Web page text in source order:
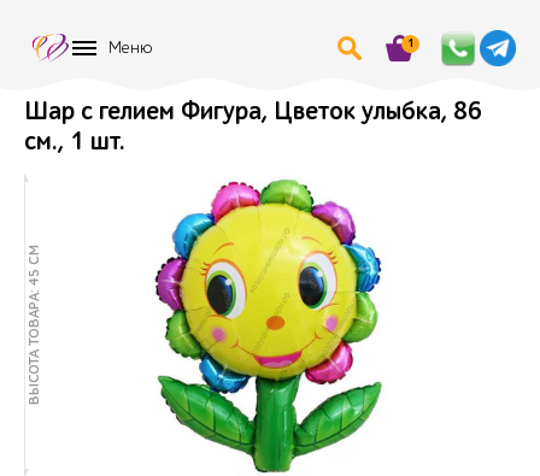
Меню 1
Шар с гелием Фигура, Цветок улыбка, 86
см., 1 шт.
ВЫСОТА ТОВАРА: 45 СМ